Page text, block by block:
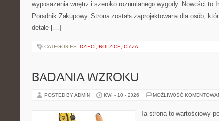
wyposażenia wnętrz i szeroko rozumianego wygody. Nowości to
Poradnik Zakupowy. Strona została zaprojektowana dla osób,
detale […]
CATEGORIES: DZIECI, RODZICE, CIĄŻA
BADANIA WZROKU
POSTED BY ADMIN KWI - 10 - 2026 MOŻLIWOŚĆ
Ta strona to wartościowy